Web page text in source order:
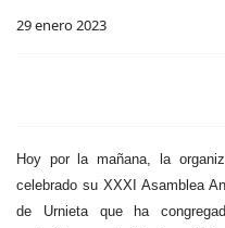
29 enero 2023
Hoy por la mañana, la
celebrado su XXXI Asamblea
de Urnieta que ha